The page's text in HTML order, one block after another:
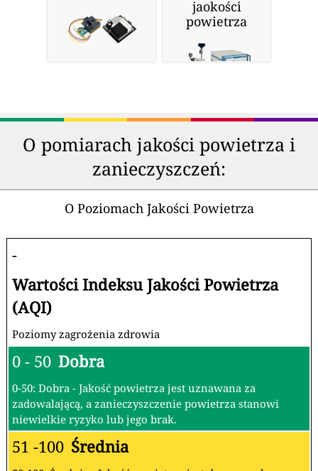
jaokości
powietrza
O pomiarach jakości powietrza i
zanieczyszczeń:
O Poziomach Jakości Powietrza
-
Wartości Indeksu Jakości Powietrza
(AQI)
Poziomy zagrożenia zdrowia
0 - 50 Dobra
0-50: Dobra - Jakość powietrza jest uznawana za
zadowalającą, a zanieczyszczenie powietrza stanowi
niewielkie ryzyko lub jego brak.
51 -100 Średnia